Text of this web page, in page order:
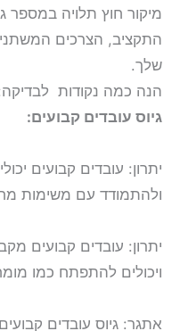
מיקור חוץ תלויה במספר
התקציב, הצרכים
שלך.
הנה כמה נקודות
גיוס עובדים קבועים:
יתרון: עובדים קבועים
ולהתמודד עם משימות
יתרון: עובדים קבועים
ויכולים להתפתח כמו
אתגר: גיוס עובדים